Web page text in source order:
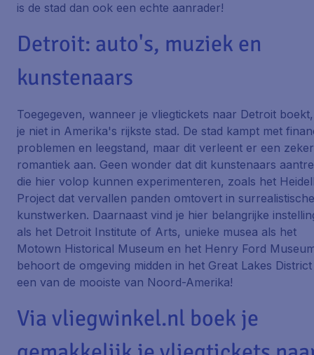
is de stad dan ook een echte aanrader!
Detroit: auto's, muziek en
kunstenaars
Toegegeven, wanneer je vliegtickets naar Detroit
je niet in Amerika's rijkste stad. De stad kampt met
problemen en leegstand, maar dit verleent er een
romantiek aan. Geen wonder dat dit kunstenaars
die hier volop kunnen experimenteren, zoals het
Project dat vervallen panden omtovert in surrealistische
kunstwerken. Daarnaast vind je hier belangrijke
als het Detroit Institute of Arts, unieke musea als het
Motown Historical Museum en het Henry Ford
behoort de omgeving midden in het Great Lakes
een van de mooiste van Noord-Amerika!
Via vliegwinkel.nl boek je